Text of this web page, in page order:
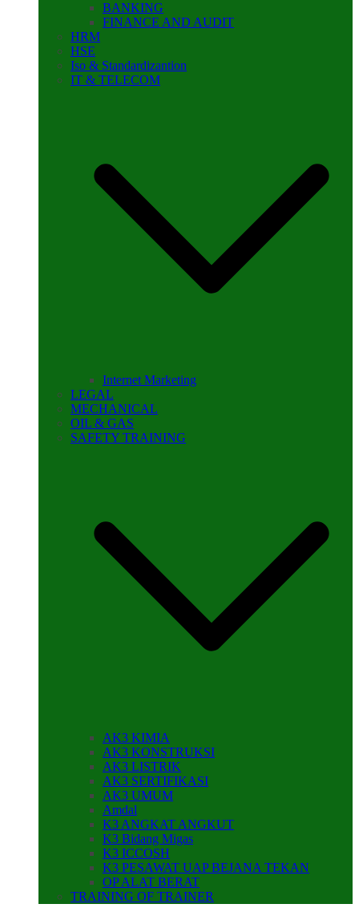
BANKING
FINANCE AND AUDIT
HRM
HSE
Iso & Standardizantion
IT & TELECOM
Internet Marketing
LEGAL
MECHANICAL
OIL & GAS
SAFETY TRAINING
AK3 KIMIA
AK3 KONSTRUKSI
AK3 LISTRIK
AK3 SERTIFIKASI
AK3 UMUM
Amdal
K3 ANGKAT ANGKUT
K3 Bidang Migas
K3 ICCOSH
K3 PESAWAT UAP BEJANA TEKAN
OP ALAT BERAT
TRAINING OF TRAINER